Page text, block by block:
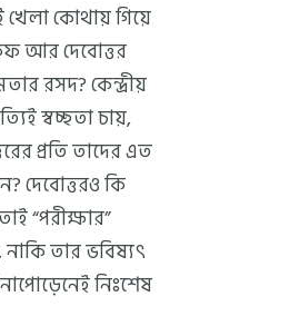
কোথায় গিয়ে
আর দেবোত্তর
রসদ? কেন্দ্রীয়
স্বচ্ছতা চায়,
প্রতি তাদের এত
দেবোত্তরও কি
“পরীক্ষার”
তার ভবিষ্যৎ
নিঃশেষ